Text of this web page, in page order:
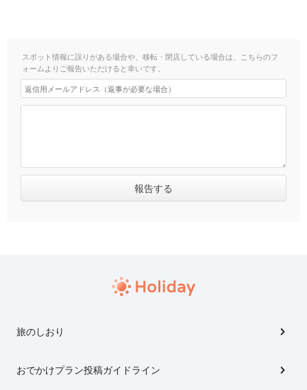
スポット情報に誤りがある場合や、移転・閉店している場合は、こちらのフ
ォームよりご報告いただけると幸いです。
旅のしおり
おでかけプラン投稿ガイドライン